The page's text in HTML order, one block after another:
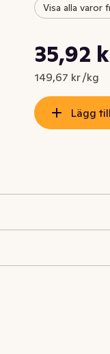
Visa alla varor
Nuvarande pris
35,92
149,67 kr /kg
Styckpris:
Lägg